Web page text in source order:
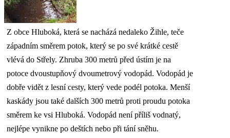
Z obce Hluboká, která se nacházá nedaleko Žihle, teče
západním směrem potok, který se po své krátké cestě
vlévá do Střely. Zhruba 300 metrů před ústím je na
potoce dvoustupňový dvoumetrový vodopád. Vodopád je
dobře vidět z lesní cesty, který vede podél potoka. Menší
kaskády jsou také dalších 300 metrů proti proudu potoka
směrem ke vsi Hluboká. Vodopád není příliš vodnatý,
nejlépe vynikne po deštích nebo při tání sněhu.